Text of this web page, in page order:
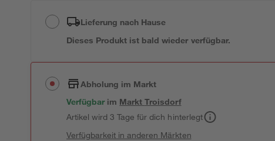
Lieferung nach Hause
Dieses Produkt ist bald wieder verfügbar.
Abholung im Markt
Verfügbar im MarktTroisdorf
Artikel wird 3 Tage für dich hinterlegt
Verfügbarkeit in anderen Märkten